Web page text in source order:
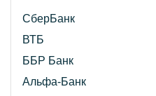
СберБанк
ВТБ
ББР Банк
Альфа-Банк